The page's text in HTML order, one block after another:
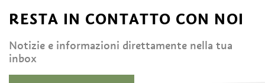
RESTA IN CONTATTO CON NOI
Notizie e informazioni direttamente nella tua
inbox